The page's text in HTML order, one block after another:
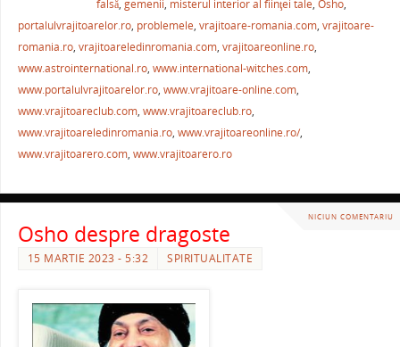
e
b
o
o
k
er l e
st
s
A
p
p
je
a
ză
falsă,gemenii, misterul interior al fiinţei tale,Osho,
portalulvrajitoarelor.ro, problemele, vrajitoare-romania.com, vrajitoare-
romania.ro, vrajitoareledinromania.com, vrajitoareonline.ro,
www.astrointernational.ro, www.international-witches.com,
www.portalulvrajitoarelor.ro, www.vrajitoare-online.com,
www.vrajitoareclub.com, www.vrajitoareclub.ro,
www.vrajitoareledinromania.ro, www.vrajitoareonline.ro/,
www.vrajitoarero.com, www.vrajitoarero.ro
NICIUN COMENTARIU
Osho despre dragoste
15 MARTIE 2023 - 5:32 SPIRITUALITATE